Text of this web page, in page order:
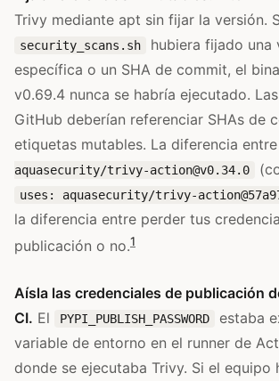
Trivy mediante apt sin fijar la versión.
security_scans.sh
hubiera fijado una
específica o un SHA de commit, el
v0.69.4 nunca se habría ejecutado.
GitHub deberían referenciar SHAs de
etiquetas mutables. La diferencia entre
aquasecurity/trivy-action@v0.34.0
uses: aquasecurity/trivy-
la diferencia entre perder tus
publicación o no.1
Aísla las credenciales de publicación
CI. El PYPI_PUBLISH_PASSWORD
estaba
variable de entorno en el runner de
donde se ejecutaba Trivy. Si el equipo